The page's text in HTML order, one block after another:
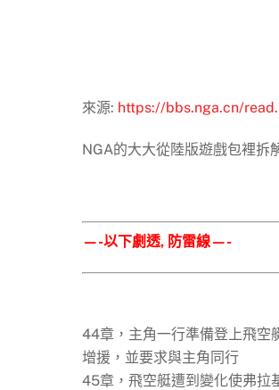
來源: https://bbs.nga.cn/
NGA的大大從陸版遊戲包裡拆
—-以下劇透, 防雷線—-
44章，主角一行準備登上飛空
增援，並要求與主角同行
45章，飛空艇遭到變化使弗拉